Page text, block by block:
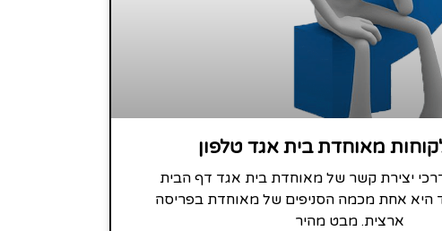
מאוחדת בית אגד טלפון
יצירת קשר של מאוחדת בית אגד דף הבית
היא אחת מכמה הסניפים של מאוחדת בפריסה
ארצית. מבט מהיר